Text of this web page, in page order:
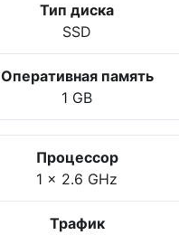
Тип диска
SSD
Оперативная память
1 GB
Процессор
1 x 2.6 GHz
Трафик